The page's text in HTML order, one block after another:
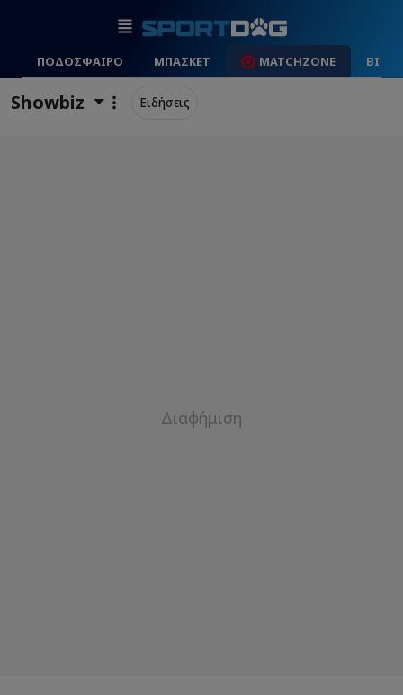
ΠΟΔΟΣΦΑΙΡΟ ΜΠΑΣΚΕΤ MATCHZONE
Showbiz Ειδήσεις